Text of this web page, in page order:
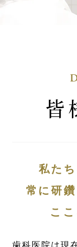
皆
私た
常に研
こ